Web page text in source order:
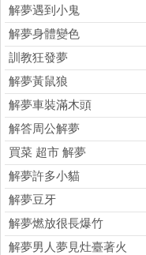
解夢遇到小鬼
解夢身體變色
訓教狂發夢
解夢黃鼠狼
解夢車裝滿木頭
解答周公解夢
買菜 超市 解夢
解夢許多小貓
解夢豆牙
解夢燃放很長爆竹
解夢男人夢見灶臺著火